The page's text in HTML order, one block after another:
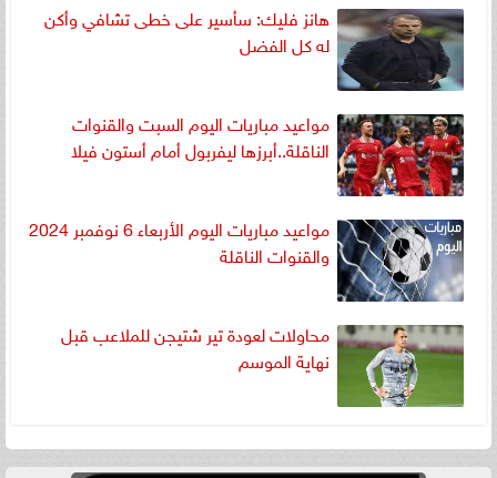
هانز فليك: سأسير على خطى تشافي وأكن
له كل الفضل
مواعيد مباريات اليوم السبت والقنوات
الناقلة..أبرزها ليفربول أمام أستون فيلا
مواعيد مباريات اليوم الأربعاء 6 نوفمبر 2024
والقنوات الناقلة
محاولات لعودة تير شتيجن للملاعب قبل
نهاية الموسم